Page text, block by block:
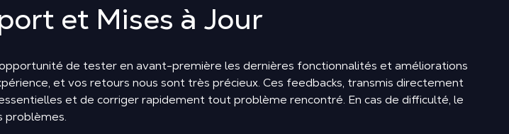
et Mises à Jour
de tester en avant-première les dernières fonctionnalités et améliorations
et vos retours nous sont très précieux. Ces feedbacks, transmis directement
et de corriger rapidement tout problème rencontré. En cas de difficulté, le
problèmes.